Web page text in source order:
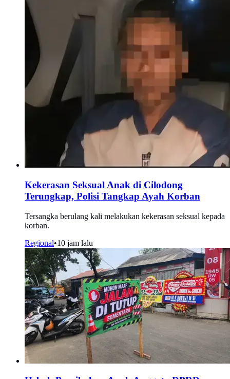
Kekerasan Seksual Anak di Cilodong
Terungkap, Polisi Tangkap Ayah Korban
Tersangka berulang kali melakukan kekerasan seksual kepada
korban.
Regional•10 jam lalu